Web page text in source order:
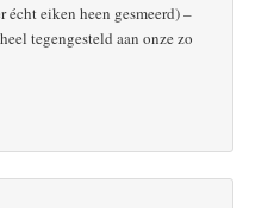
eiken heen gesmeerd) –
tegengesteld aan onze zo